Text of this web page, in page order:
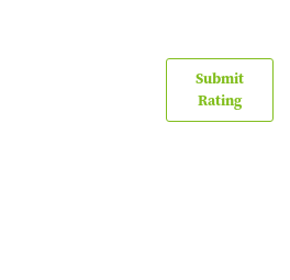
Submit
Rating